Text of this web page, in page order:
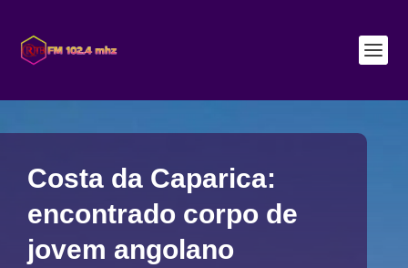
Costa da Caparica:
encontrado corpo de
jovem angolano